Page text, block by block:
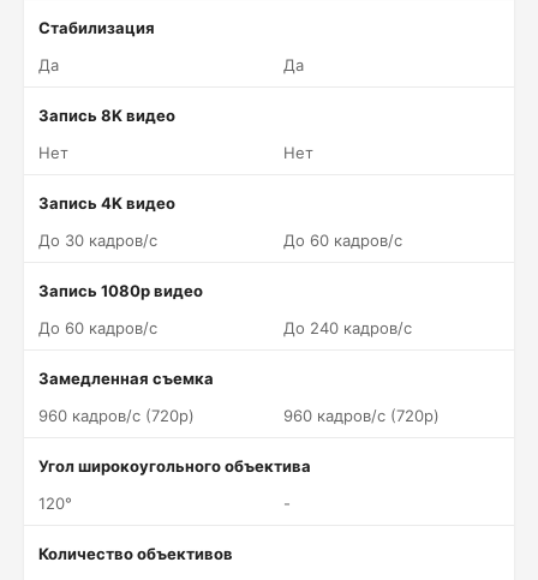
Стабилизация
Да
Да
Запись 8K видео
Нет
Нет
Запись 4K видео
До 30 кадров/c
До 60 кадров/c
Запись 1080p видео
До 60 кадров/c
До 240 кадров/c
Замедленная съемка
960 кадров/c (720p)
960 кадров/c (720p)
Угол широкоугольного объектива
120°
-
Количество объективов